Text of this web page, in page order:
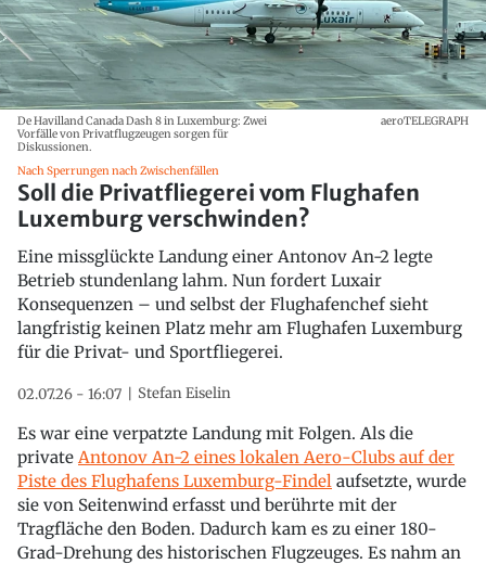
De Havilland Canada Dash 8 in Luxemburg: Zwei
Vorfälle von Privatflugzeugen sorgen für
Diskussionen.
aeroTELEGRAPH
Nach Sperrungen nach Zwischenfällen
Soll die Privatfliegerei vom Flughafen
Luxemburg verschwinden?
Eine missglückte Landung einer Antonov An-2 legte
Betrieb stundenlang lahm. Nun fordert Luxair
Konsequenzen – und selbst der Flughafenchef sieht
langfristig keinen Platz mehr am Flughafen Luxemburg
für die Privat- und Sportfliegerei.
02.07.26 - 16:07 Stefan Eiselin
Es war eine verpatzte Landung mit Folgen. Als die
private Antonov An-2 eines lokalen Aero-Clubs auf der
Piste des Flughafens Luxemburg-Findel aufsetzte, wurde
sie von Seitenwind erfasst und berührte mit der
Tragfläche den Boden. Dadurch kam es zu einer 180-
Grad-Drehung des historischen Flugzeuges. Es nahm an